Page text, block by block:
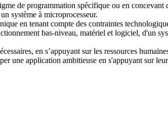
de programmation spécifique ou en
système à microprocesseur.
en tenant compte des contraintes
bas-niveau, matériel et logiciel, d'un
en s’appuyant sur les ressources
une application ambitieuse en s'appuyant sur